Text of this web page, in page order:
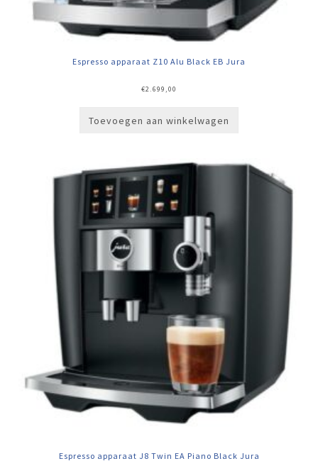
Espresso apparaat Z10 Alu Black EB Jura
€2.699,00
Toevoegen aan winkelwagen
Espresso apparaat J8 Twin EA Piano Black Jura